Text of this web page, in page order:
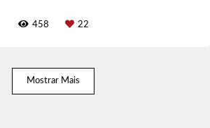
458 22
Mostrar Mais